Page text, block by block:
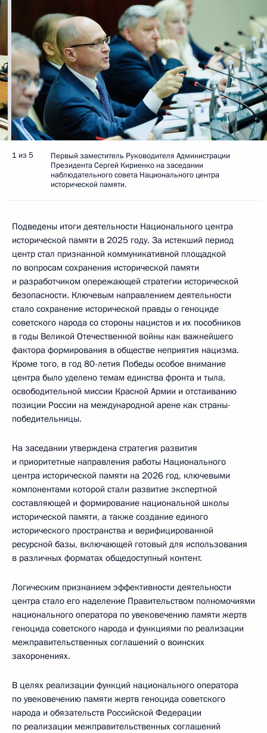
1 из 5
Первый заместитель Руководителя Администрации
Президента Сергей Кириенко на заседании
наблюдательного совета Национального центра
исторической памяти.
Подведены итоги деятельности Национального центра
исторической памяти в 2025 году. За истекший период
центр стал признанной коммуникативной площадкой
по вопросам сохранения исторической памяти
и разработчиком опережающей стратегии исторической
безопасности. Ключевым направлением деятельности
стало сохранение исторической правды о геноциде
советского народа со стороны нацистов и их пособников
в годы Великой Отечественной войны как важнейшего
фактора формирования в обществе неприятия нацизма.
Кроме того, в год 80-летия Победы особое внимание
центра было уделено темам единства фронта и тыла,
освободительной миссии Красной Армии и отстаиванию
позиции России на международной арене как страны-
победительницы.
На заседании утверждена стратегия развития
и приоритетные направления работы Национального
центра исторической памяти на 2026 год, ключевыми
компонентами которой стали развитие экспертной
составляющей и формирование национальной школы
исторической памяти, а также создание единого
исторического пространства и верифицированной
ресурсной базы, включающей готовый для использования
в различных форматах общедоступный контент.
Логическим признанием эффективности деятельности
центра стало его наделение Правительством полномочиями
национального оператора по увековечению памяти жертв
геноцида советского народа и функциями по реализации
межправительственных соглашений о воинских
захоронениях.
В целях реализации функций национального оператора
по увековечению памяти жертв геноцида советского
народа и обязательств Российской Федерации
по реализации межправительственных соглашений